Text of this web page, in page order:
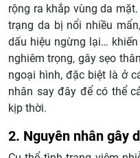
rộng ra khắp vùng da
trạng da bị nổi nhiều
dấu hiệu ngừng lại…
nghiêm trọng, gây sẹo
ngoại hình, đặc biệt là ở
nhân say đây để có thể
kịp thời.
2. Nguyên nhân gây